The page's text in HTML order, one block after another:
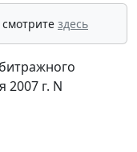
здесь
2007 г. N